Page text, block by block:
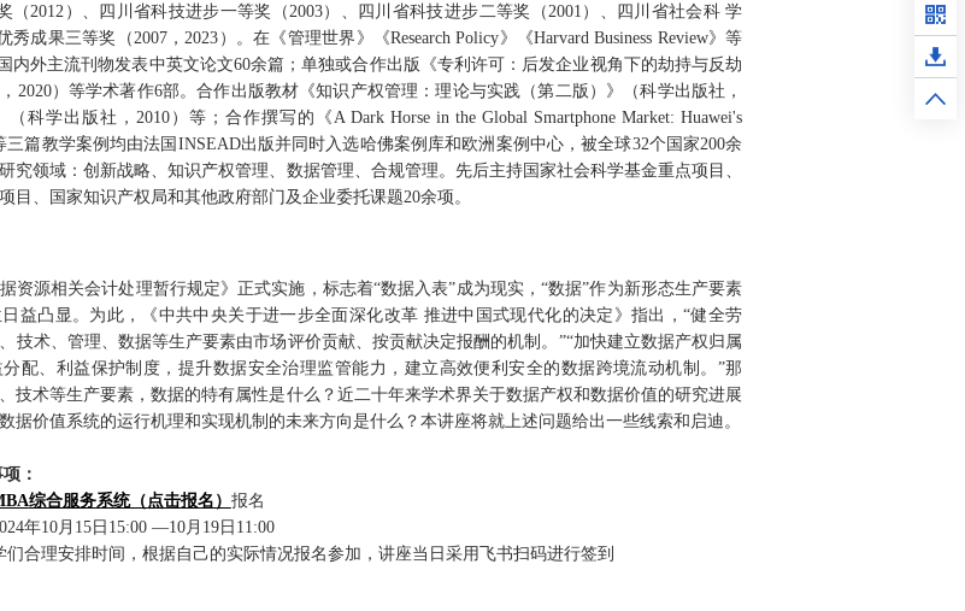
（2012）、四川省科技进步一等奖（2003）、四川省科技进步二等奖（2001）、四川省社会科 学
秀成果三等奖（2007，2023）。在《管理世界》《Research Policy》《Harvard Business Review》等
国内外主流刊物发表中英文论文60余篇；单独或合作出版《专利许可：后发企业视角下的劫持与反劫
2020）等学术著作6部。合作出版教材《知识产权管理：理论与实践（第二版）》（科学出版社，
科学出版社，2010）等；合作撰写的《A Dark Horse in the Global Smartphone Market: Huawei's
三篇教学案例均由法国INSEAD出版并同时入选哈佛案例库和欧洲案例中心，被全球32个国家200余
究领域：创新战略、知识产权管理、数据管理、合规管理。先后主持国家社会科学基金重点项目、
目、国家知识产权局和其他政府部门及企业委托课题20余项。
资源相关会计处理暂行规定》正式实施，标志着“数据入表”成为现实，“数据”作为新形态生产要素
益凸显。为此，《中共中央关于进一步全面深化改革 推进中国式现代化的决定》指出，“健全劳
技术、管理、数据等生产要素由市场评价贡献、按贡献决定报酬的机制。”“加快建立数据产权归属
配、利益保护制度，提升数据安全治理监管能力，建立高效便利安全的数据跨境流动机制。”那
技术等生产要素，数据的特有属性是什么？近二十年来学术界关于数据产权和数据价值的研究进展
据价值系统的运行机理和实现机制的未来方向是什么？本讲座将就上述问题给出一些线索和启迪。
：
综合服务系统（点击报名） 报名
年10月15日15:00 —10月19日11:00
们合理安排时间，根据自己的实际情况报名参加，讲座当日采用飞书扫码进行签到